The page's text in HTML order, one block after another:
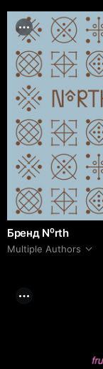
Бренд N⁰rth
Multiple Authors